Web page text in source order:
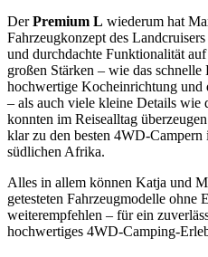
DerPremium L wiederum hat
Fahrzeugkonzept des
und durchdachte Funktionalität
großen Stärken – wie das
hochwertige Kocheinrichtung
– als auch viele kleine Details wie
konnten im Reisealltag
klar zu den besten 4WD-
südlichen Afrika.
Alles in allem können Katja und
getesteten Fahrzeugmodelle ohne
weiterempfehlen – für ein
hochwertiges 4WD-Camping-